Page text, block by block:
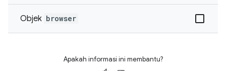
Objek browser
Apakah informasi ini membantu?